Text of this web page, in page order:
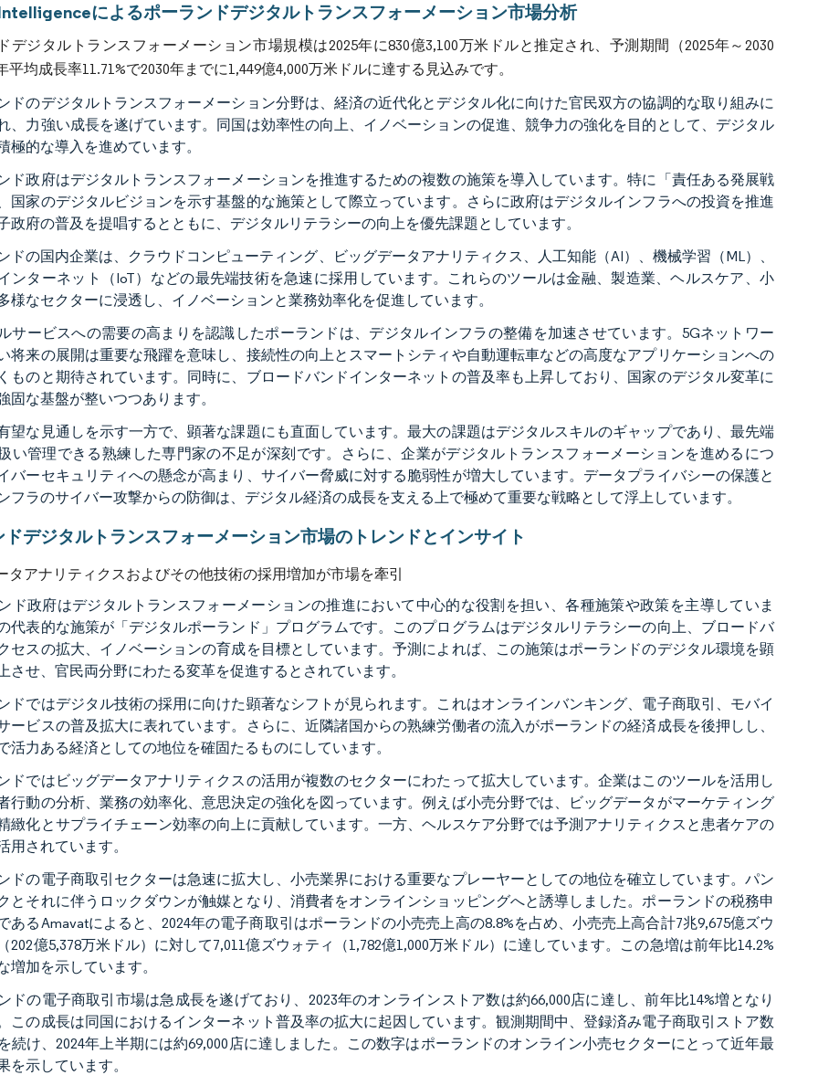
によるポーランドデジタルトランスフォーメーション市場分析
デジタルトランスフォーメーション市場規模は2025年に830億3,100万米ドルと推定され、予測期間（2025年～2030
平均成長率11.71%で2030年までに1,449億4,000万米ドルに達する見込みです。
ドのデジタルトランスフォーメーション分野は、経済の近代化とデジタル化に向けた官民双方の協調的な取り組みに
、力強い成長を遂げています。同国は効率性の向上、イノベーションの促進、競争力の強化を目的として、デジタル
極的な導入を進めています。
ド政府はデジタルトランスフォーメーションを推進するための複数の施策を導入しています。特に「責任ある発展戦
国家のデジタルビジョンを示す基盤的な施策として際立っています。さらに政府はデジタルインフラへの投資を推進
政府の普及を提唱するとともに、デジタルリテラシーの向上を優先課題としています。
ドの国内企業は、クラウドコンピューティング、ビッグデータアナリティクス、人工知能（AI）、機械学習（ML）、
ンターネット（IoT）などの最先端技術を急速に採用しています。これらのツールは金融、製造業、ヘルスケア、小
様なセクターに浸透し、イノベーションと業務効率化を促進しています。
サービスへの需要の高まりを認識したポーランドは、デジタルインフラの整備を加速させています。5Gネットワー
将来の展開は重要な飛躍を意味し、接続性の向上とスマートシティや自動運転車などの高度なアプリケーションへの
ものと期待されています。同時に、ブロードバンドインターネットの普及率も上昇しており、国家のデジタル変革に
固な基盤が整いつつあります。
望な見通しを示す一方で、顕著な課題にも直面しています。最大の課題はデジタルスキルのギャップであり、最先端
い管理できる熟練した専門家の不足が深刻です。さらに、企業がデジタルトランスフォーメーションを進めるにつ
バーセキュリティへの懸念が高まり、サイバー脅威に対する脆弱性が増大しています。データプライバシーの保護と
フラのサイバー攻撃からの防御は、デジタル経済の成長を支える上で極めて重要な戦略として浮上しています。
ドデジタルトランスフォーメーション市場のトレンドとインサイト
タアナリティクスおよびその他技術の採用増加が市場を牽引
ド政府はデジタルトランスフォーメーションの推進において中心的な役割を担い、各種施策や政策を主導していま
代表的な施策が「デジタルポーランド」プログラムです。このプログラムはデジタルリテラシーの向上、ブロードバ
セスの拡大、イノベーションの育成を目標としています。予測によれば、この施策はポーランドのデジタル環境を顕
させ、官民両分野にわたる変革を促進するとされています。
ドではデジタル技術の採用に向けた顕著なシフトが見られます。これはオンラインバンキング、電子商取引、モバイ
ービスの普及拡大に表れています。さらに、近隣諸国からの熟練労働者の流入がポーランドの経済成長を後押しし、
活力ある経済としての地位を確固たるものにしています。
ドではビッグデータアナリティクスの活用が複数のセクターにわたって拡大しています。企業はこのツールを活用し
行動の分析、業務の効率化、意思決定の強化を図っています。例えば小売分野では、ビッグデータがマーケティング
緻化とサプライチェーン効率の向上に貢献しています。一方、ヘルスケア分野では予測アナリティクスと患者ケアの
用されています。
ドの電子商取引セクターは急速に拡大し、小売業界における重要なプレーヤーとしての地位を確立しています。パン
とそれに伴うロックダウンが触媒となり、消費者をオンラインショッピングへと誘導しました。ポーランドの税務申
あるAmavatによると、2024年の電子商取引はポーランドの小売売上高の8.8%を占め、小売売上高合計7兆9,675億ズウ
202億5,378万米ドル）に対して7,011億ズウォティ（1,782億1,000万米ドル）に達しています。この急増は前年比14.2%
増加を示しています。
ドの電子商取引市場は急成長を遂げており、2023年のオンラインストア数は約66,000店に達し、前年比14%増となり
この成長は同国におけるインターネット普及率の拡大に起因しています。観測期間中、登録済み電子商取引ストア数
続け、2024年上半期には約69,000店に達しました。この数字はポーランドのオンライン小売セクターにとって近年最
を示しています。